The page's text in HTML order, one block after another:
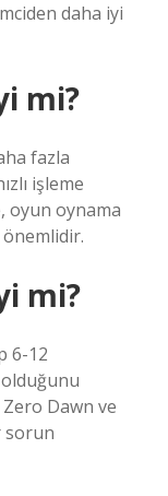
daha iyi
mi?
fazla
işleme
oyun oynama
mi?
6-12
Dawn ve
sorun